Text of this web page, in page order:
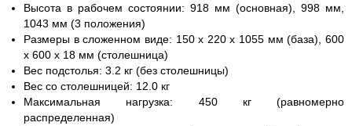
Высота в рабочем состоянии: 918 мм (основная), 998 мм,
1043 мм (3 положения)
Размеры в сложенном виде: 150 х 220 х 1055 мм (база), 600
х 600 х 18 мм (столешница)
Вес подстолья: 3.2 кг (без столешницы)
Вес со столешницей: 12.0 кг
Максимальная нагрузка: 450 кг (равномерно
распределенная)